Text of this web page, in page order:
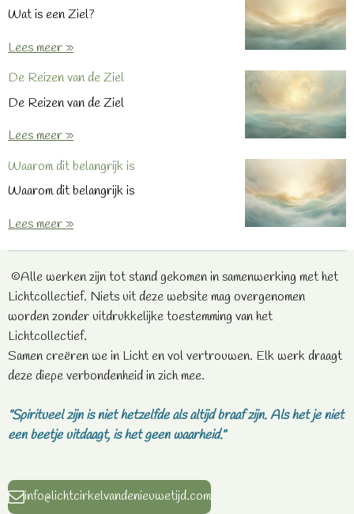
Wat is een Ziel?
Lees meer »
De Reizen van de Ziel
De Reizen van de Ziel
Lees meer »
Waarom dit belangrijk is
Waarom dit belangrijk is
Lees meer »
©Alle werken zijn tot stand gekomen in samenwerking met het
Lichtcollectief. Niets uit deze website mag overgenomen
worden zonder uitdrukkelijke toestemming van het
Lichtcollectief.
Samen creëren we in Licht en vol vertrouwen. Elk werk draagt
deze diepe verbondenheid in zich mee.
"Spiritueel zijn is niet hetzelfde als altijd braaf zijn.Als het je niet
een beetje uitdaagt, is het geen waarheid."
info@lichtcirkelvandenieuwetijd.com